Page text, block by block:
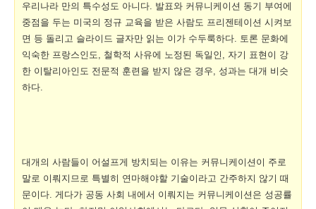
우리나라 만의 특수성도 아니다. 발표와 커뮤니케이션 동기 부여에
중점을 두는 미국의 정규 교육을 받은 사람도 프리젠테이션 시켜보
면 등 돌리고 슬라이드 글자만 읽는 이가 수두룩하다. 토론 문화에
익숙한 프랑스인도, 철학적 사유에 노정된 독일인, 자기 표현이 강
한 이탈리아인도 전문적 훈련을 받지 않은 경우, 성과는 대개 비슷
하다.
대개의 사람들이 어설프게 방치되는 이유는 커뮤니케이션이 주로
말로 이뤄지므로 특별히 연마해야할 기술이라고 간주하지 않기 때
문이다. 게다가 공동 사회 내에서 이뤄지는 커뮤니케이션은 성공률